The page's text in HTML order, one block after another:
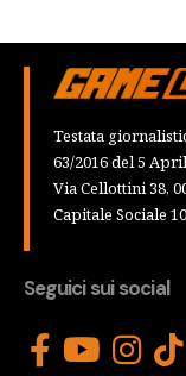
Testata
63/2016 del 5
Via Cellottini 38,
Capitale Sociale
Seguici sui social